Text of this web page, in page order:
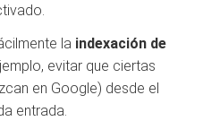
la indexación de
evitar que ciertas
en Google) desde el
entrada.